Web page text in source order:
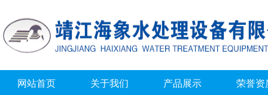
网站首页 关于我们 产品展示 荣誉资